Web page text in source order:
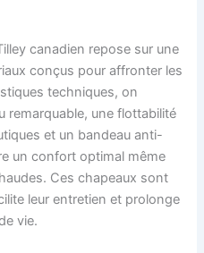
canadien repose sur une
conçus pour affronter les
techniques, on
remarquable, une flottabilité
et un bandeau anti-
un confort optimal même
Ces chapeaux sont
leur entretien et prolonge
vie.